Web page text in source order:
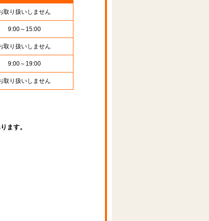
取り扱いしません
9:00～15:00
取り扱いしません
9:00～19:00
取り扱いしません
ます。